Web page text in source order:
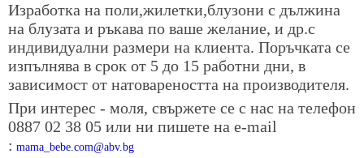
Изработка на поли,жилетки,блузони с дължина
на блузата и ръкава по ваше желание, и др.с
индивидуални размери на клиента. Поръчката се
изпълнява в срок от 5 до 15 работни дни, в
зависимост от натовареността на производителя.
При интерес - моля, свържете се с нас на телефон
0887 02 38 05 или ни пишете на е-mail
: mama_bebe.com@abv.bg